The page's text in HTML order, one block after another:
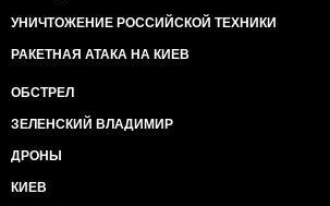
УНИЧТОЖЕНИЕ РОССИЙСКОЙ ТЕХНИКИ
РАКЕТНАЯ АТАКА НА КИЕВ
ОБСТРЕЛ
ЗЕЛЕНСКИЙ ВЛАДИМИР
ДРОНЫ
КИЕВ